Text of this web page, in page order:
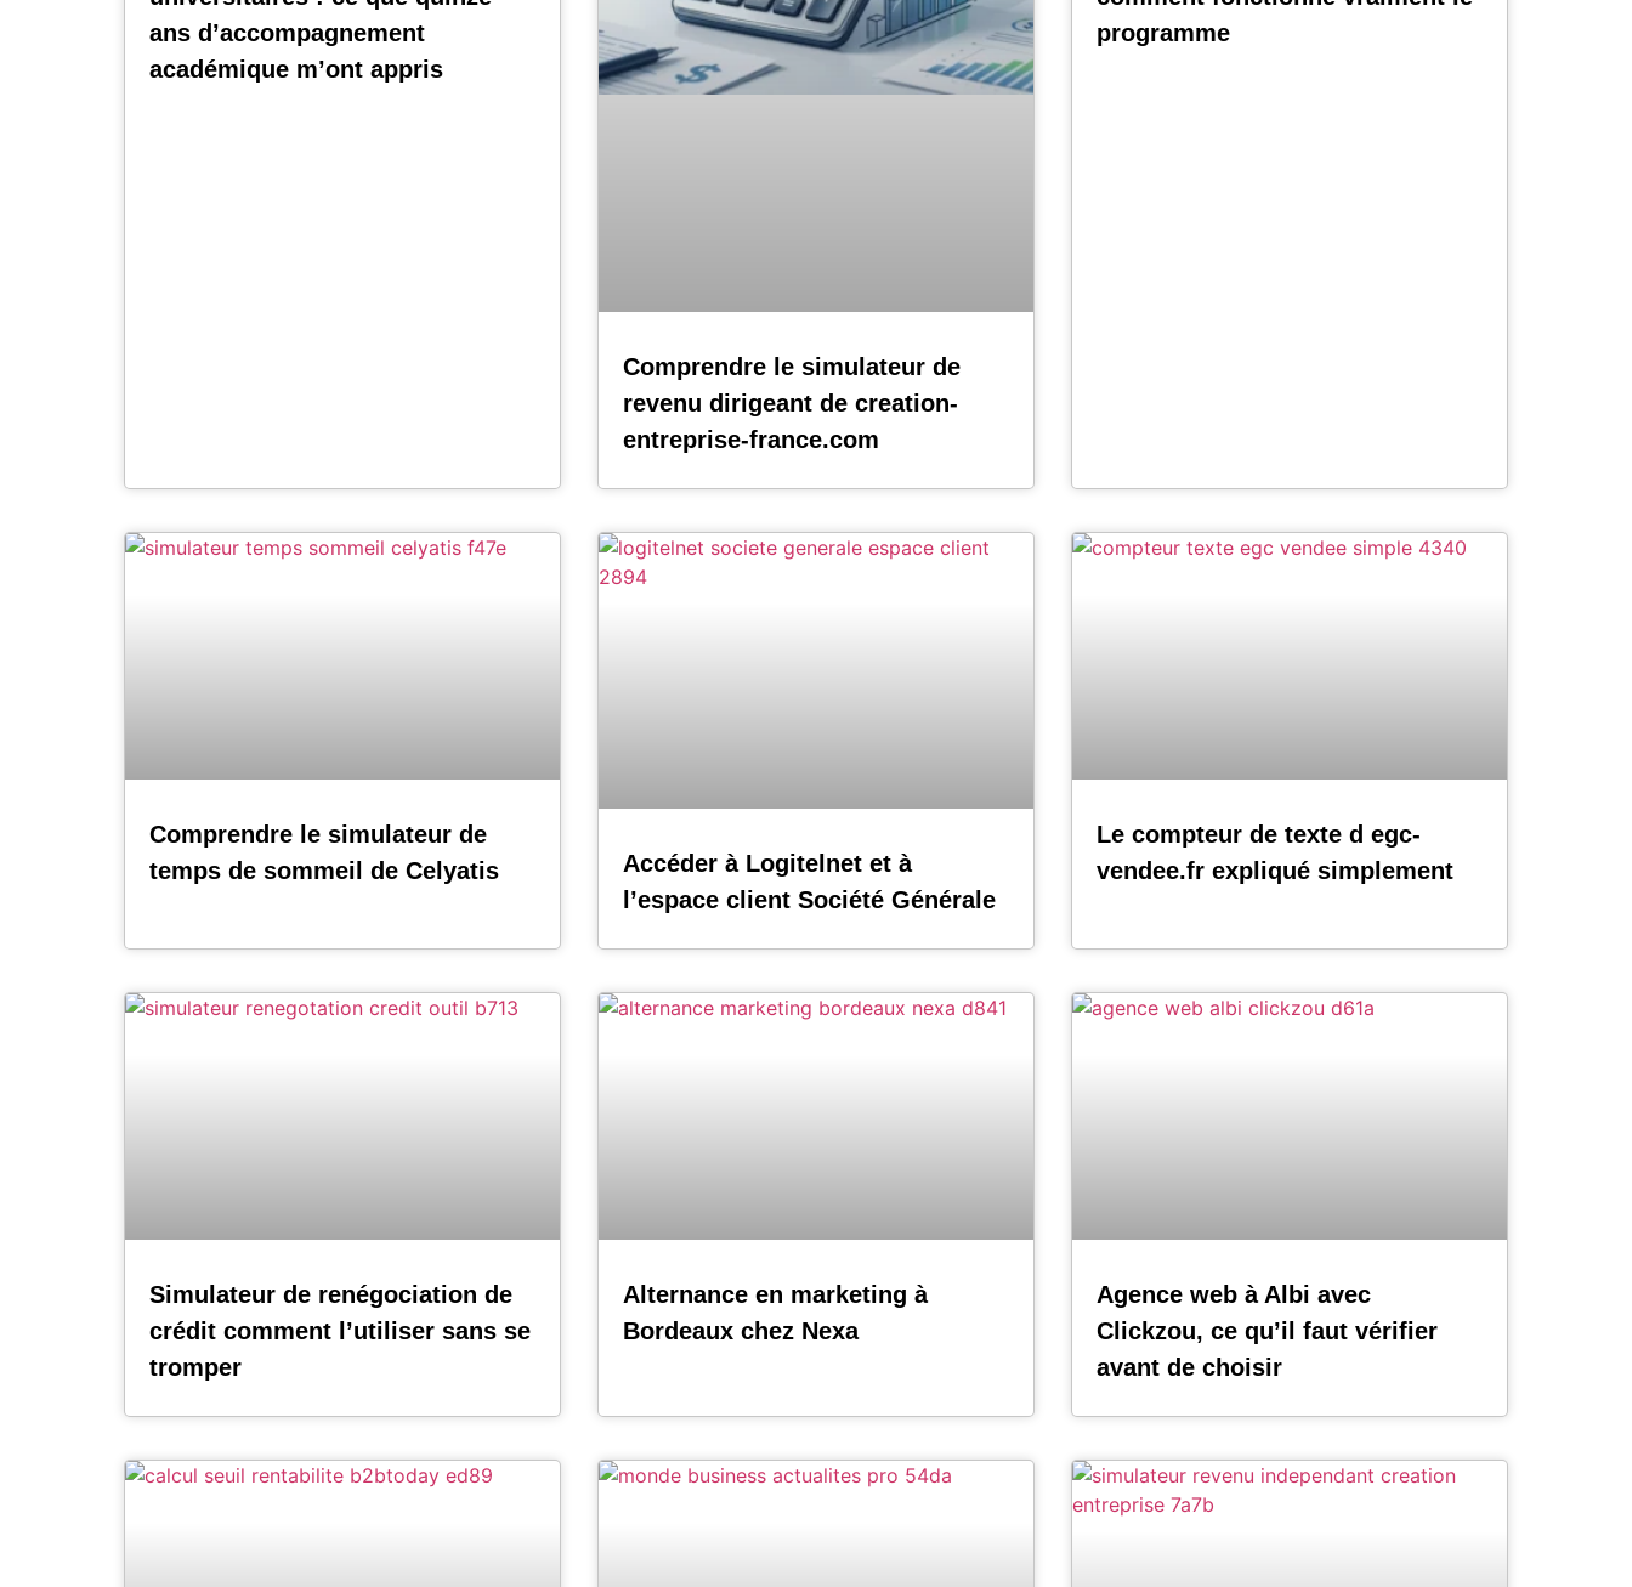
ans d’accompagnement
académique m’ont appris
Comprendre le simulateur de
revenu dirigeant de creation-
entreprise-france.com
programme
Comprendre le simulateur de
temps de sommeil de Celyatis
Accéder à Logitelnet et à
l’espace client Société Générale
Le compteur de texte d egc-
vendee.fr expliqué simplement
Simulateur de renégociation de
crédit comment l’utiliser sans se
tromper
Alternance en marketing à
Bordeaux chez Nexa
Agence web à Albi avec
Clickzou, ce qu’il faut vérifier
avant de choisir